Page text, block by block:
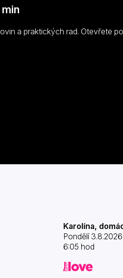
a praktických rad. Otevřete
Karolína,
Pondělí 3.8.2026
6:05 hod